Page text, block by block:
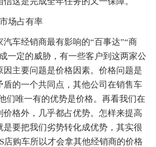
场占有率
车经销商最有影响的“百事达”“商
一定的威胁，有一些客户到这两家公
因主要问题是价格因素。价格问题是
盾的一个共同点，其他公司在销售车
们唯一有的优势是价格。再看我们在
价格外，几乎都占优势。怎样来提高
是要把我们劣势转化成优势，其实很
店购车所以才会拿其他经销商的价格